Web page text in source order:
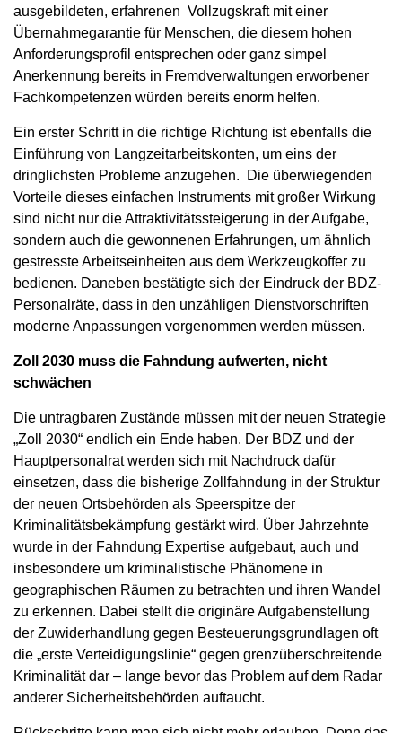
ausgebildeten, erfahrenen Vollzugskraft mit einer
Übernahmegarantie für Menschen, die diesem hohen
Anforderungsprofil entsprechen oder ganz simpel
Anerkennung bereits in Fremdverwaltungen erworbener
Fachkompetenzen würden bereits enorm helfen.
Ein erster Schritt in die richtige Richtung ist ebenfalls die
Einführung von Langzeitarbeitskonten, um eins der
dringlichsten Probleme anzugehen. Die überwiegenden
Vorteile dieses einfachen Instruments mit großer Wirkung
sind nicht nur die Attraktivitätssteigerung in der Aufgabe,
sondern auch die gewonnenen Erfahrungen, um ähnlich
gestresste Arbeitseinheiten aus dem Werkzeugkoffer zu
bedienen. Daneben bestätigte sich der Eindruck der BDZ-
Personalräte, dass in den unzähligen Dienstvorschriften
moderne Anpassungen vorgenommen werden müssen.
Zoll 2030 muss die Fahndung aufwerten, nicht
schwächen
Die untragbaren Zustände müssen mit der neuen Strategie
„Zoll 2030“ endlich ein Ende haben. Der BDZ und der
Hauptpersonalrat werden sich mit Nachdruck dafür
einsetzen, dass die bisherige Zollfahndung in der Struktur
der neuen Ortsbehörden als Speerspitze der
Kriminalitätsbekämpfung gestärkt wird. Über Jahrzehnte
wurde in der Fahndung Expertise aufgebaut, auch und
insbesondere um kriminalistische Phänomene in
geographischen Räumen zu betrachten und ihren Wandel
zu erkennen. Dabei stellt die originäre Aufgabenstellung
der Zuwiderhandlung gegen Besteuerungsgrundlagen oft
die „erste Verteidigungslinie“ gegen grenzüberschreitende
Kriminalität dar – lange bevor das Problem auf dem Radar
anderer Sicherheitsbehörden auftaucht.